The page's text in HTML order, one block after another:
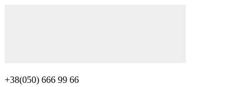
+38(050) 666 99 66